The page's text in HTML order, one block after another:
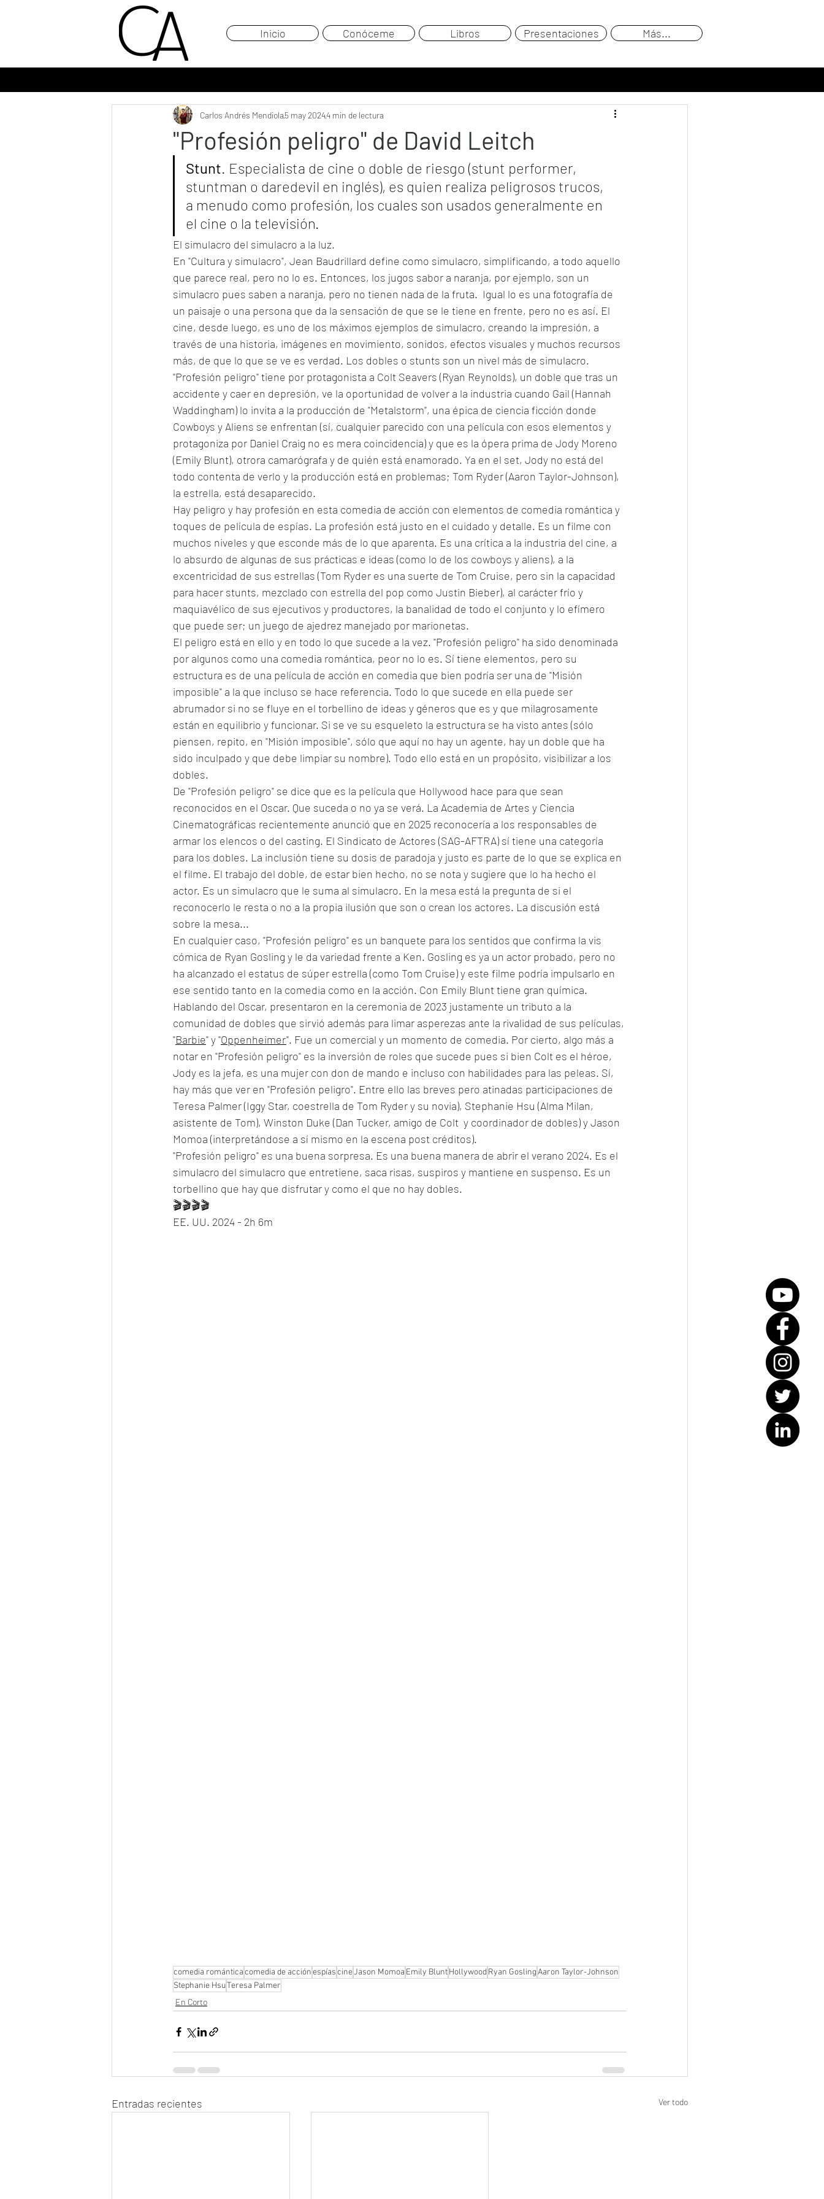
Inicio Conóceme Libros Presentaciones Más...
"Profesión peligro" de David Leitch
Carlos Andrés Mendiola5 may 20244 min de lectura
Stunt. Especialista de cine o doble de riesgo (stunt performer,
stuntman o daredevil en inglés), es quien realiza peligrosos trucos,
a menudo como profesión, los cuales son usados generalmente en
el cine o la televisión.
El simulacro del simulacro a la luz.
En "Cultura y simulacro", Jean Baudrillard define como simulacro, simplificando, a todo aquello
que parece real, pero no lo es. Entonces, los jugos sabor a naranja, por ejemplo, son un
simulacro pues saben a naranja, pero no tienen nada de la fruta.  Igual lo es una fotografía de
un paisaje o una persona que da la sensación de que se le tiene en frente, pero no es así. El
cine, desde luego, es uno de los máximos ejemplos de simulacro, creando la impresión, a
través de una historia, imágenes en movimiento, sonidos, efectos visuales y muchos recursos
más, de que lo que se ve es verdad. Los dobles o stunts son un nivel más de simulacro.
"Profesión peligro" tiene por protagonista a Colt Seavers (Ryan Reynolds), un doble que tras un
accidente y caer en depresión, ve la oportunidad de volver a la industria cuando Gail (Hannah
Waddingham) lo invita a la producción de "Metalstorm", una épica de ciencia ficción donde
Cowboys y Aliens se enfrentan (sí, cualquier parecido con una película con esos elementos y
protagoniza por Daniel Craig no es mera coincidencia) y que es la ópera prima de Jody Moreno
(Emily Blunt), otrora camarógrafa y de quién está enamorado. Ya en el set, Jody no está del
todo contenta de verlo y la producción está en problemas; Tom Ryder (Aaron Taylor-Johnson),
la estrella, está desaparecido.
Hay peligro y hay profesión en esta comedia de acción con elementos de comedia romántica y
toques de película de espías. La profesión está justo en el cuidado y detalle. Es un filme con
muchos niveles y que esconde más de lo que aparenta. Es una crítica a la industria del cine, a
lo absurdo de algunas de sus prácticas e ideas (como lo de los cowboys y aliens), a la
excentricidad de sus estrellas (Tom Ryder es una suerte de Tom Cruise, pero sin la capacidad
para hacer stunts, mezclado con estrella del pop como Justin Bieber), al carácter frío y
maquiavélico de sus ejecutivos y productores, la banalidad de todo el conjunto y lo efímero
que puede ser; un juego de ajedrez manejado por marionetas.
El peligro está en ello y en todo lo que sucede a la vez. "Profesión peligro" ha sido denominada
por algunos como una comedia romántica, peor no lo es. Sí tiene elementos, pero su
estructura es de una película de acción en comedia que bien podría ser una de "Misión
imposible" a la que incluso se hace referencia. Todo lo que sucede en ella puede ser
abrumador si no se fluye en el torbellino de ideas y géneros que es y que milagrosamente
están en equilibrio y funcionar. Si se ve su esqueleto la estructura se ha visto antes (sólo
piensen, repito, en "Misión imposible", sólo que aquí no hay un agente, hay un doble que ha
sido inculpado y que debe limpiar su nombre). Todo ello está en un propósito, visibilizar a los
dobles.
De "Profesión peligro" se dice que es la película que Hollywood hace para que sean
reconocidos en el Oscar. Que suceda o no ya se verá. La Academia de Artes y Ciencia
Cinematográficas recientemente anunció que en 2025 reconocería a los responsables de
armar los elencos o del casting. El Sindicato de Actores (SAG-AFTRA) sí tiene una categoría
para los dobles. La inclusión tiene su dosis de paradoja y justo es parte de lo que se explica en
el filme. El trabajo del doble, de estar bien hecho, no se nota y sugiere que lo ha hecho el
actor. Es un simulacro que le suma al simulacro. En la mesa está la pregunta de si el
reconocerlo le resta o no a la propia ilusión que son o crean los actores. La discusión está
sobre la mesa...
En cualquier caso, "Profesión peligro" es un banquete para los sentidos que confirma la vis
cómica de Ryan Gosling y le da variedad frente a Ken. Gosling es ya un actor probado, pero no
ha alcanzado el estatus de súper estrella (como Tom Cruise) y este filme podría impulsarlo en
ese sentido tanto en la comedia como en la acción. Con Emily Blunt tiene gran química.
Hablando del Oscar, presentaron en la ceremonia de 2023 justamente un tributo a la
comunidad de dobles que sirvió además para limar asperezas ante la rivalidad de sus películas,
"Barbie" y "Oppenheimer". Fue un comercial y un momento de comedia. Por cierto, algo más a
notar en "Profesión peligro" es la inversión de roles que sucede pues si bien Colt es el héroe,
Jody es la jefa, es una mujer con don de mando e incluso con habilidades para las peleas. Sí,
hay más que ver en "Profesión peligro". Entre ello las breves pero atinadas participaciones de
Teresa Palmer (Iggy Star, coestrella de Tom Ryder y su novia), Stephanie Hsu (Alma Milan,
asistente de Tom), Winston Duke (Dan Tucker, amigo de Colt  y coordinador de dobles) y Jason
Momoa (interpretándose a sí mismo en la escena post créditos).
"Profesión peligro" es una buena sorpresa. Es una buena manera de abrir el verano 2024. Es el
simulacro del simulacro que entretiene, saca risas, suspiros y mantiene en suspenso. Es un
torbellino que hay que disfrutar y como el que no hay dobles.
🎬🎬🎬🎬
EE. UU. 2024 - 2h 6m
comedia románticacomedia de acciónespíascineJason Momoa Emily BluntHollywoodRyan GoslingAaron Taylor-Johnson
Stephanie HsuTeresa Palmer
En Corto
Entradas recientes Ver todo